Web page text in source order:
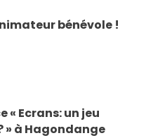
bénévole !
« Ecrans: un jeu
» à Hagondange